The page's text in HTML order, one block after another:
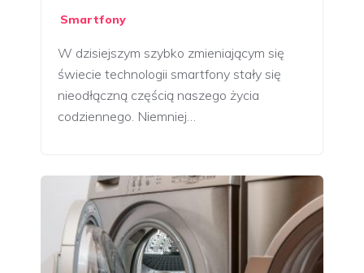
Smartfony
W dzisiejszym szybko zmieniającym się
świecie technologii smartfony stały się
nieodłączną częścią naszego życia
codziennego. Niemniej…